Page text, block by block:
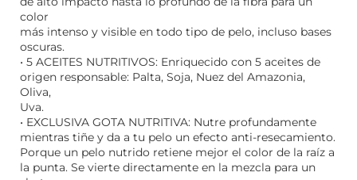
color
más intenso y visible en todo tipo de pelo, incluso bases
oscuras.
• 5 ACEITES NUTRITIVOS: Enriquecido con 5 aceites de
origen responsable: Palta, Soja, Nuez del Amazonia,
Oliva,
Uva.
• EXCLUSIVA GOTA NUTRITIVA: Nutre profundamente
mientras tiñe y da a tu pelo un efecto anti-resecamiento.
Porque un pelo nutrido retiene mejor el color de la raíz a
la punta. Se vierte directamente en la mezcla para un